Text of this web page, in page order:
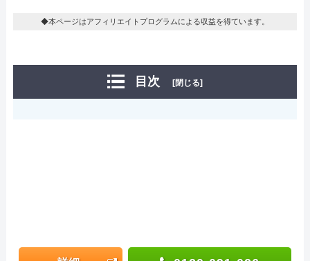
◆本ページはアフィリエイトプログラムによる収益を得ています。
目次 [閉じる]